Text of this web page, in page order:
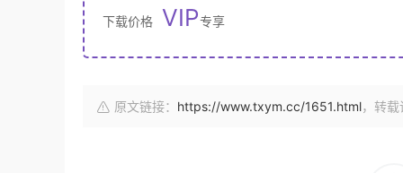
下载价格 VIP专享
原文链接： https://www.txym.cc/1651.html，转